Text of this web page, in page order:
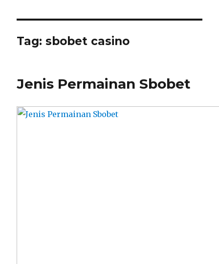
Tag:sbobet casino
Jenis Permainan Sbobet